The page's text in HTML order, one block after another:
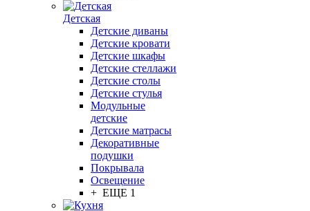
Детская
Детские диваны
Детские кровати
Детские шкафы
Детские стеллажи
Детские столы
Детские стулья
Модульные
детские
Детские матрасы
Декоративные
подушки
Покрывала
Освещение
+ ЕЩЕ 1